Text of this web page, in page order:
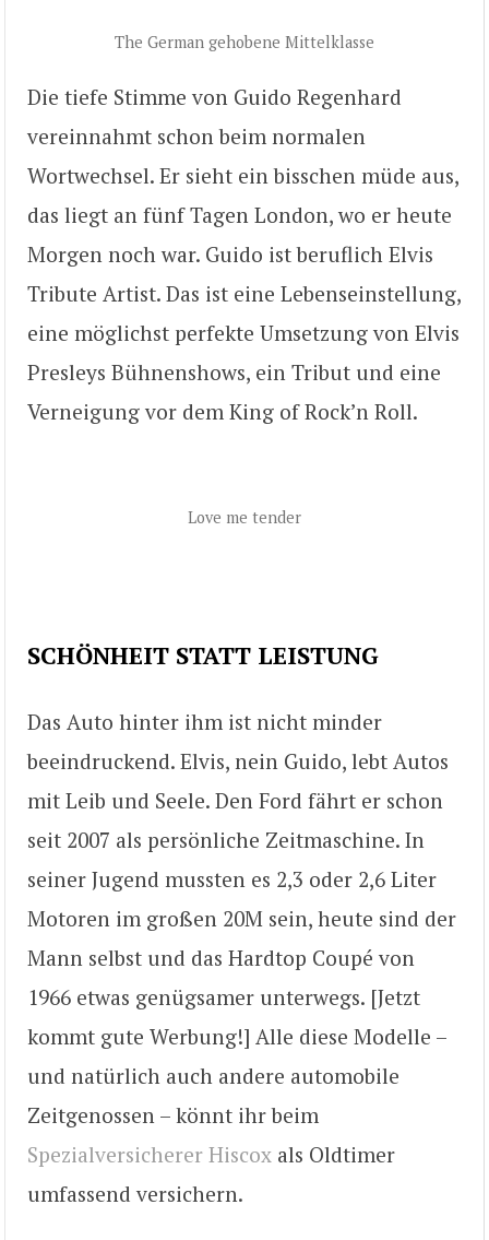
The German gehobene Mittelklasse
Die tiefe Stimme von Guido Regenhard
vereinnahmt schon beim normalen
Wortwechsel. Er sieht ein bisschen müde aus,
das liegt an fünf Tagen London, wo er heute
Morgen noch war. Guido ist beruflich Elvis
Tribute Artist. Das ist eine Lebenseinstellung,
eine möglichst perfekte Umsetzung von Elvis
Presleys Bühnenshows, ein Tribut und eine
Verneigung vor dem King of Rock’n Roll.
Love me tender
SCHÖNHEIT STATT LEISTUNG
Das Auto hinter ihm ist nicht minder
beeindruckend. Elvis, nein Guido, lebt Autos
mit Leib und Seele. Den Ford fährt er schon
seit 2007 als persönliche Zeitmaschine. In
seiner Jugend mussten es 2,3 oder 2,6 Liter
Motoren im großen 20M sein, heute sind der
Mann selbst und das Hardtop Coupé von
1966 etwas genügsamer unterwegs. [Jetzt
kommt gute Werbung!] Alle diese Modelle –
und natürlich auch andere automobile
Zeitgenossen – könnt ihr beim
Spezialversicherer Hiscox als Oldtimer
umfassend versichern.